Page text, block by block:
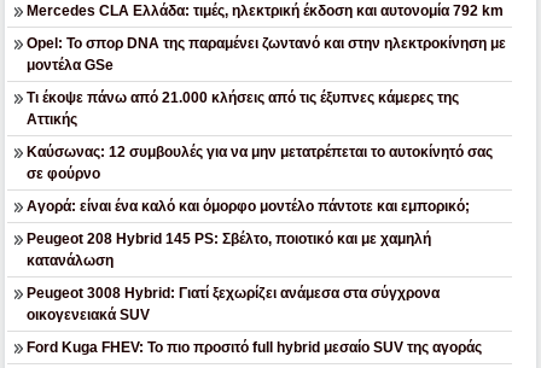
Mercedes CLA Ελλάδα: τιμές, ηλεκτρική έκδοση και αυτονομία 792 km
Opel: Το σπορ DNA της παραμένει ζωντανό και στην ηλεκτροκίνηση με
μοντέλα GSe
Τι έκοψε πάνω από 21.000 κλήσεις από τις έξυπνες κάμερες της
Αττικής
Καύσωνας: 12 συμβουλές για να μην μετατρέπεται το αυτοκίνητό σας
σε φούρνο
Αγορά: είναι ένα καλό και όμορφο μοντέλο πάντοτε και εμπορικό;
Peugeot 208 Hybrid 145 PS: Σβέλτο, ποιοτικό και με χαμηλή
κατανάλωση
Peugeot 3008 Hybrid: Γιατί ξεχωρίζει ανάμεσα στα σύγχρονα
οικογενειακά SUV
Ford Kuga FHEV: Το πιο προσιτό full hybrid μεσαίο SUV της αγοράς